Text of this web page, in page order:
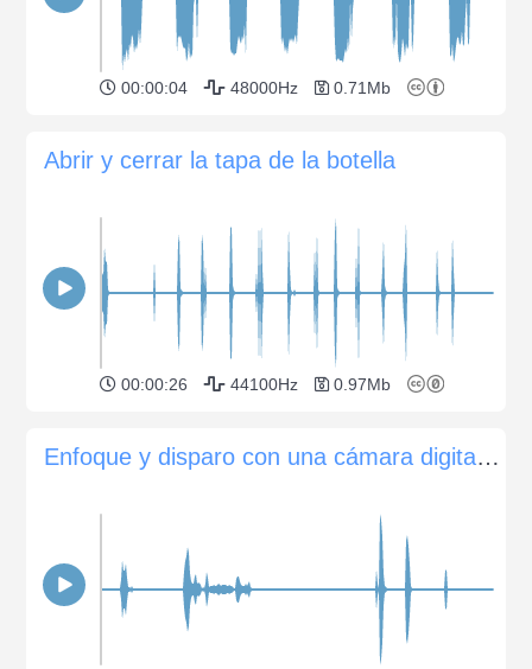
00:00:04 48000Hz 0.71Mb
Abrir y cerrar la tapa de la botella
00:00:26 44100Hz 0.97Mb
Enfoque y disparo con una cámara digital compacta sin espejo Fuji X100s